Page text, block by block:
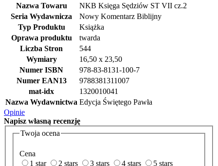
Nazwa Towaru
NKB Księga Sędziów ST VII cz.2
Seria Wydawnicza
Nowy Komentarz Biblijny
Typ Produktu
Książka
Oprawa produktu
twarda
Liczba Stron
544
Wymiary
16,50 x 23,50
Numer ISBN
978-83-8131-100-7
Numer EAN13
9788381311007
mat-idx
1320010041
Nazwa Wydawnictwa Edycja Świętego Pawła
Opinie
Napisz własną recenzję
Twoja ocena
Cena
1 star
2 stars 3 stars 4 stars
5 stars